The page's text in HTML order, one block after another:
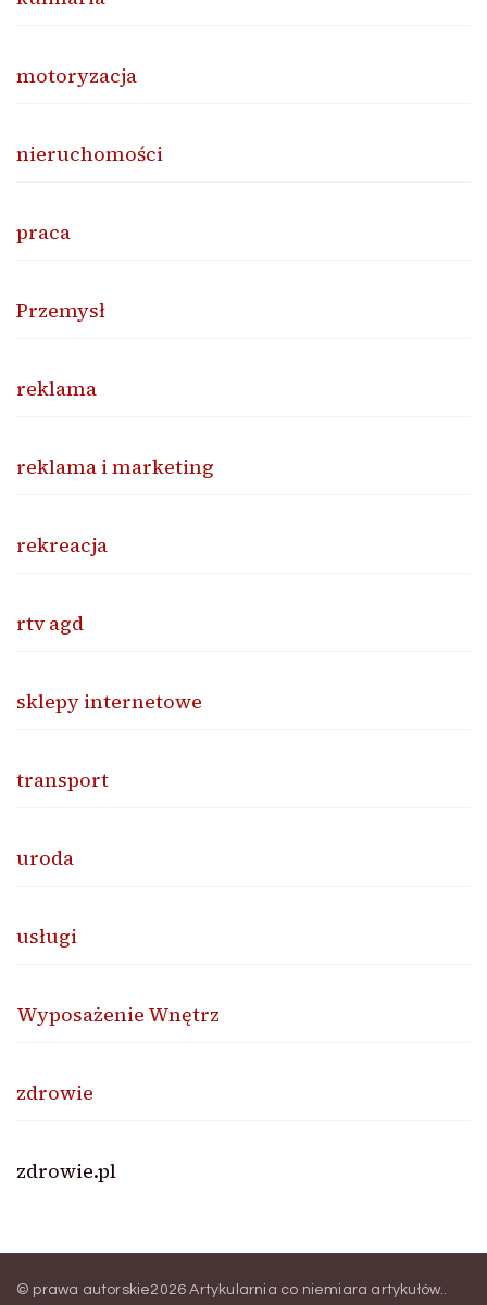
motoryzacja
nieruchomości
praca
Przemysł
reklama
reklama i marketing
rekreacja
rtv agd
sklepy internetowe
transport
uroda
usługi
Wyposażenie Wnętrz
zdrowie
zdrowie.pl
© prawa autorskie2026Artykularnia co niemiara artykułów..